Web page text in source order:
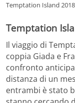
Temptation Island
Temptation
Il viaggio di
coppia Giada e
confronto
distanza di un
entrambi è stato